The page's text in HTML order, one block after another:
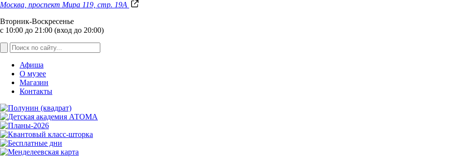
Москва, проспект Мира 119, стр. 19А
Вторник-Воскресенье
с 10:00 до 21:00 (вход до 20:00)
Афиша
О музее
Магазин
Контакты